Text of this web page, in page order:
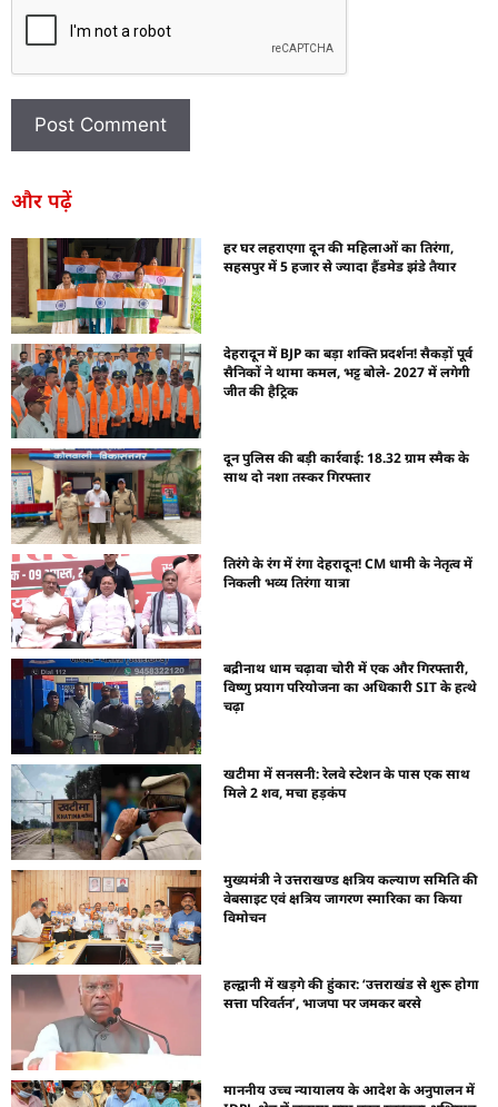
और पढ़ें
हर घर लहराएगा दून की महिलाओं का तिरंगा,
सहसपुर में 5 हजार से ज्यादा हैंडमेड झंडे तैयार
देहरादून में BJP का बड़ा शक्ति प्रदर्शन! सैकड़ों पूर्व
सैनिकों ने थामा कमल, भट्ट बोले- 2027 में लगेगी
जीत की हैट्रिक
दून पुलिस की बड़ी कार्रवाई: 18.32 ग्राम स्मैक के
साथ दो नशा तस्कर गिरफ्तार
तिरंगे के रंग में रंगा देहरादून! CM धामी के नेतृत्व में
निकली भव्य तिरंगा यात्रा
बद्रीनाथ धाम चढ़ावा चोरी में एक और गिरफ्तारी,
विष्णु प्रयाग परियोजना का अधिकारी SIT के हत्थे
चढ़ा
खटीमा में सनसनी: रेलवे स्टेशन के पास एक साथ
मिले 2 शव, मचा हड़कंप
मुख्यमंत्री ने उत्तराखण्ड क्षत्रिय कल्याण समिति की
वेबसाइट एवं क्षत्रिय जागरण स्मारिका का किया
विमोचन
हल्द्वानी में खड़गे की हुंकार: ‘उत्तराखंड से शुरू होगा
सत्ता परिवर्तन’, भाजपा पर जमकर बरसे
माननीय उच्च न्यायालय के आदेश के अनुपालन में